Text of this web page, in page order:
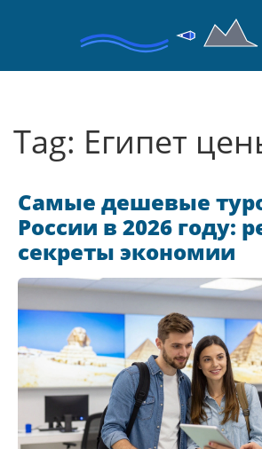
Tag: Египет
Самые дешевые
России в 2026 году:
секреты экономии